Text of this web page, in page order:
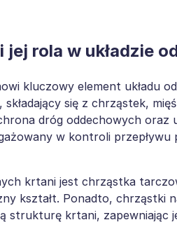
rola w układzie
kluczowy element układu
się z chrząstek,
dróg oddechowych oraz
w kontroli
krtani jest chrząstka
kształt. Ponadto, chrząstki
strukturę krtani, zapewniając